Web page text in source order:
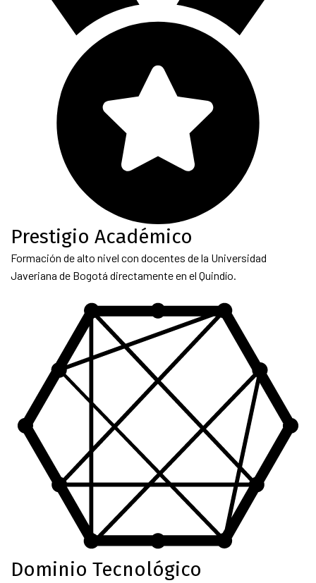
Prestigio Académico
Formación de alto nivel con docentes de la Universidad
Javeriana de Bogotá directamente en el Quindío.
Dominio Tecnológico